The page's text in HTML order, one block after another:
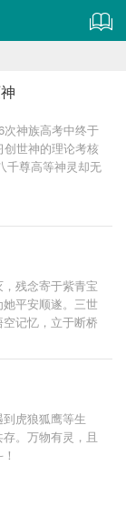
次神族高考中终于
世神的理论考核
千尊高等神灵却无
希丝和哥哥创世
到徒弟，她就不
鱼生活。 一个因
鱼迫切需要一个
，希希丝的愿望
你说的你都记住
希希丝：这徒弟我
神：这怕是不行
他做！要么自己
残念寄于紫青宝
平安顺遂。三世
记忆，立于断桥
入侵，婚宴变修
持定海神珍剑，
幡，泪尽西湖
，换我护你周
虎狼狐鹰等生
。万物有灵，且